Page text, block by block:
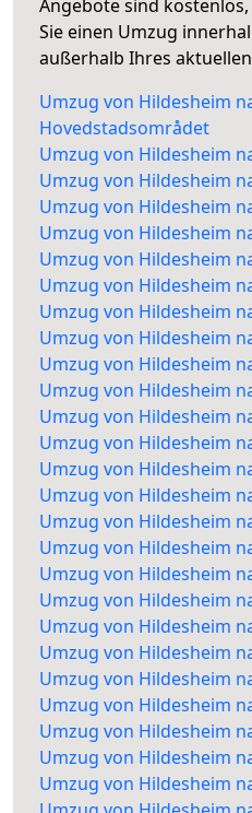
Angebote sind
Sie einen Umzug
außerhalb Ihres
Umzug von Hildesheim
Hovedstadsområdet
Umzug von Hildesheim
Umzug von Hildesheim
Umzug von Hildesheim
Umzug von Hildesheim
Umzug von Hildesheim
Umzug von Hildesheim
Umzug von Hildesheim
Umzug von Hildesheim
Umzug von Hildesheim
Umzug von Hildesheim
Umzug von Hildesheim
Umzug von Hildesheim
Umzug von Hildesheim
Umzug von Hildesheim
Umzug von Hildesheim
Umzug von Hildesheim
Umzug von Hildesheim
Umzug von Hildesheim
Umzug von Hildesheim
Umzug von Hildesheim
Umzug von Hildesheim
Umzug von Hildesheim
Umzug von Hildesheim
Umzug von Hildesheim
Umzug von Hildesheim